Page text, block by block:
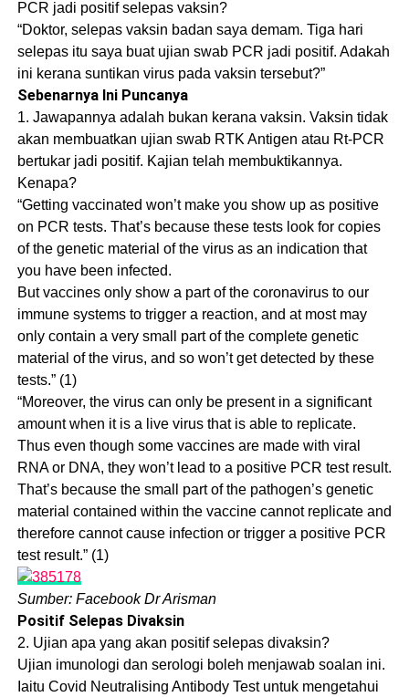
PCR jadi positif selepas vaksin?
“Doktor, selepas vaksin badan saya demam. Tiga hari
selepas itu saya buat ujian swab PCR jadi positif. Adakah
ini kerana suntikan virus pada vaksin tersebut?”
Sebenarnya Ini Puncanya
1. Jawapannya adalah bukan kerana vaksin. Vaksin tidak
akan membuatkan ujian swab RTK Antigen atau Rt-PCR
bertukar jadi positif. Kajian telah membuktikannya.
Kenapa?
“Getting vaccinated won’t make you show up as positive
on PCR tests. That’s because these tests look for copies
of the genetic material of the virus as an indication that
you have been infected.
But vaccines only show a part of the coronavirus to our
immune systems to trigger a reaction, and at most may
only contain a very small part of the complete genetic
material of the virus, and so won’t get detected by these
tests.” (1)
“Moreover, the virus can only be present in a significant
amount when it is a live virus that is able to replicate.
Thus even though some vaccines are made with viral
RNA or DNA, they won’t lead to a positive PCR test result.
That’s because the small part of the pathogen’s genetic
material contained within the vaccine cannot replicate and
therefore cannot cause infection or trigger a positive PCR
test result.” (1)
Sumber: Facebook Dr Arisman
Positif Selepas Divaksin
2. Ujian apa yang akan positif selepas divaksin?
Ujian imunologi dan serologi boleh menjawab soalan ini.
Iaitu Covid Neutralising Antibody Test untuk mengetahui